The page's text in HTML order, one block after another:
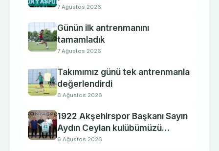
7 Ağustos 2026
Günün ilk antrenmanını
tamamladık
7 Ağustos 2026
Takımımız günü tek antrenmanla
değerlendirdi
6 Ağustos 2026
1922 Akşehirspor Başkanı Sayın
Aydın Ceylan kulübümüzü
ziyaret etti.
6 Ağustos 2026